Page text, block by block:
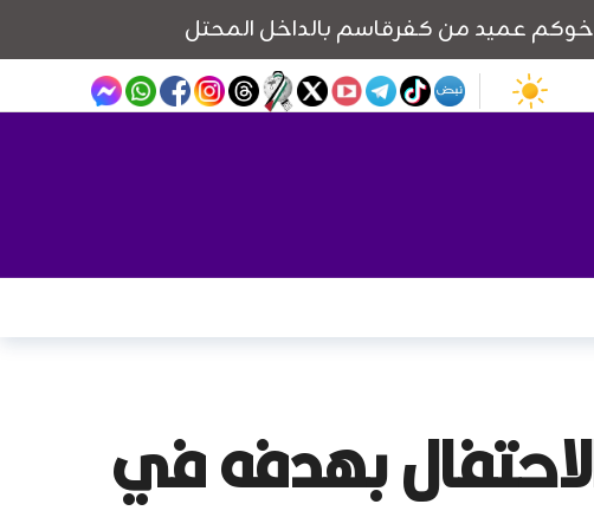
بهدفه في